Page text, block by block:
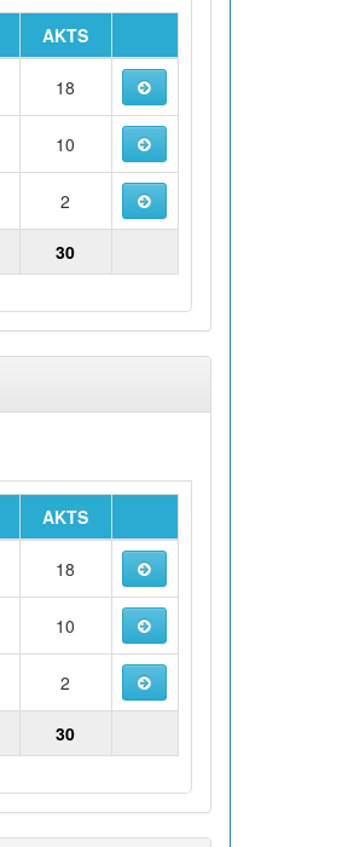
AKTS
18
10
2
30
AKTS
18
10
2
30